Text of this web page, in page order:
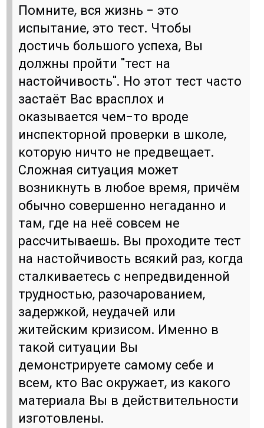
Помните, вся жизнь - это
испытание, это тест. Чтобы
достичь большого успеха, Вы
должны пройти "тест на
настойчивость". Но этот тест часто
застаёт Вас врасплох и
оказывается чем-то вроде
инспекторной проверки в школе,
которую ничто не предвещает.
Сложная ситуация может
возникнуть в любое время, причём
обычно совершенно негаданно и
там, где на неё совсем не
рассчитываешь. Вы проходите тест
на настойчивость всякий раз, когда
сталкиваетесь с непредвиденной
трудностью, разочарованием,
задержкой, неудачей или
житейским кризисом. Именно в
такой ситуации Вы
демонстрируете самому себе и
всем, кто Вас окружает, из какого
материала Вы в действительности
изготовлены.